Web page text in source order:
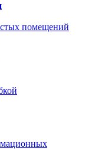
помещений